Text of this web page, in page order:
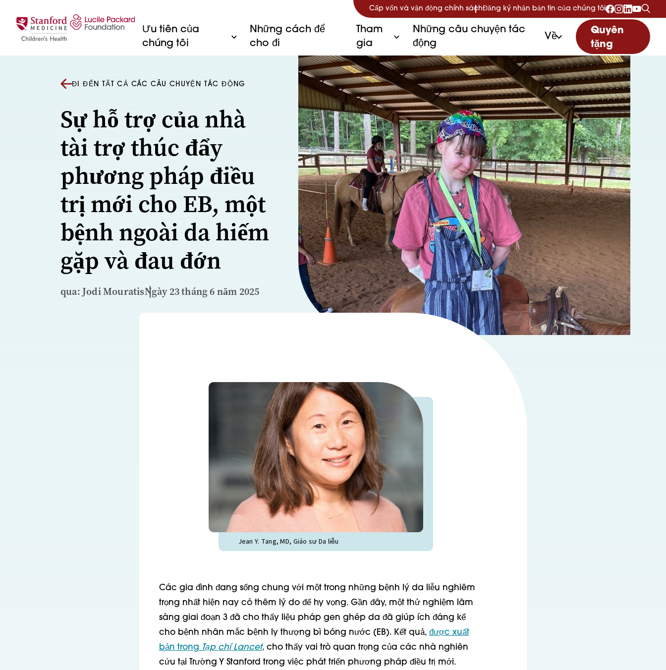
Cấp vốn và vận động chính sáchĐăng ký nhận bản tin của chúng tôi
Ưu tiên của
chúng tôi
Những cách để
cho đi
Tham
gia
Những câu chuyện tác
động
Về
Quyên
tặng
ĐI ĐẾN TẤT CẢ CÁC CÂU CHUYỆN TÁC ĐỘNG
Sự hỗ trợ của nhà
tài trợ thúc đẩy
phương pháp điều
trị mới cho EB, một
bệnh ngoài da hiếm
gặp và đau đớn
qua: Jodi MouratisNgày 23 tháng 6 năm 2025
Jean Y. Tang, MD, Giáo sư Da liễu
Các gia đình đang sống chung với một trong những bệnh lý da liễu nghiêm
trọng nhất hiện nay có thêm lý do để hy vọng. Gần đây, một thử nghiệm lâm
sàng giai đoạn 3 đã cho thấy liệu pháp gen ghép da đã giúp ích đáng kể
cho bệnh nhân mắc bệnh ly thượng bì bóng nước (EB). Kết quả, được xuất
bản trong Tạp chí Lancet, cho thấy vai trò quan trọng của các nhà nghiên
cứu tại Trường Y Stanford trong việc phát triển phương pháp điều trị mới.